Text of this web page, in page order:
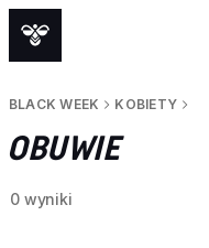
BLACK WEEK KOBIETY
OBUWIE
0 wyniki